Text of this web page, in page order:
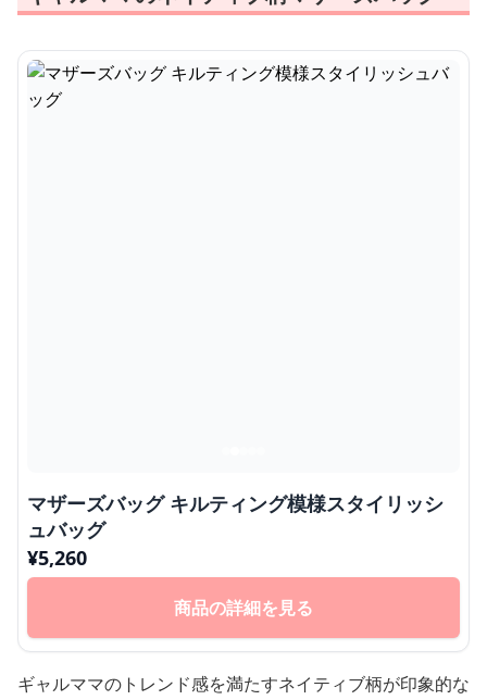
マザーズバッグ キルティング模様スタイリッシ
ュバッグ
¥5,260
商品の詳細を見る
ギャルママのトレンド感を満たすネイティブ柄が印象的な